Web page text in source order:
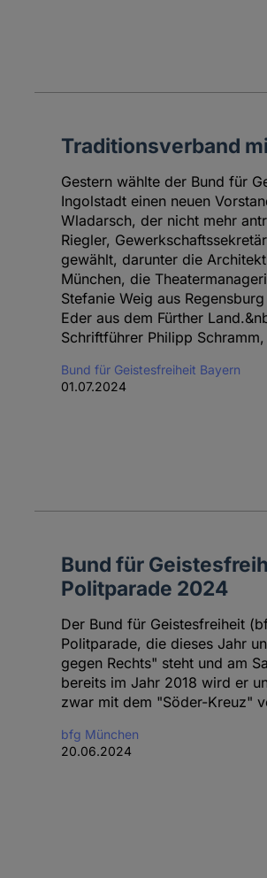
Traditionsverband
Gestern wählte der Bund für
Ingolstadt einen neuen
Wladarsch, der nicht mehr
Riegler,
gewählt, darunter die
München, die
Stefanie Weig aus
Eder aus dem Fürther
Schriftführer Philipp
Bund für Geistesfreiheit Bayern
01.07.2024
Bund für
Politparade 2024
Der Bund für Geistesfreiheit
Politparade, die dieses Jahr
gegen Rechts" steht und am
bereits im Jahr 2018 wird er
zwar mit dem "Söder-Kreuz"
bfg München
20.06.2024